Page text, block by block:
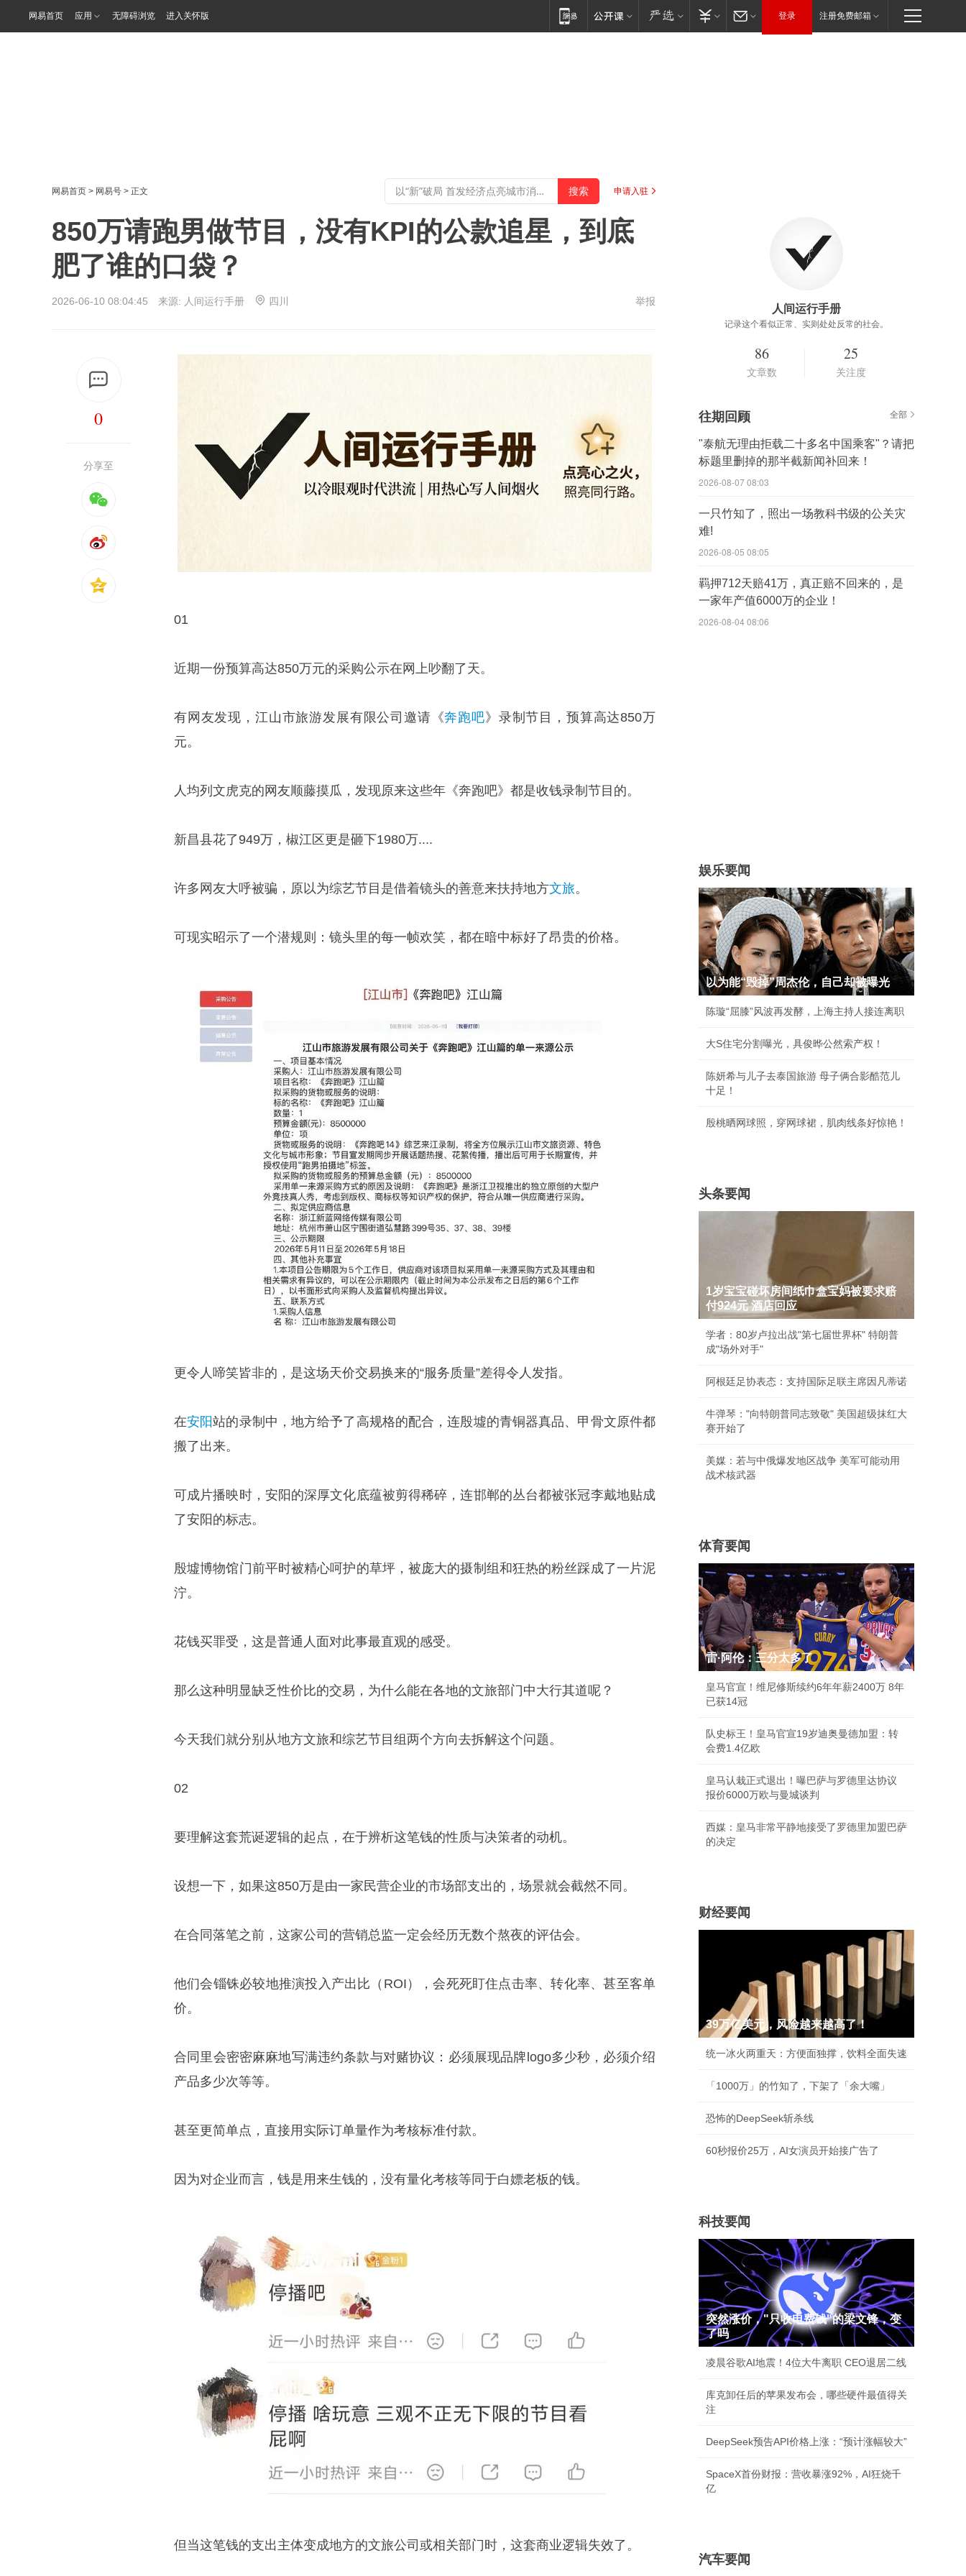
网易首页 应用 无障碍浏览 进入关怀版 登录 注册免费邮箱
网易首页 > 网易号 > 正文 申请入驻
850万请跑男做节目，没有KPI的公款追星，到底
肥了谁的口袋？
2026-06-10 08:04:45 来源: 人间运行手册 四川 举报
0
分享至
01
近期一份预算高达850万元的采购公示在网上吵翻了天。
有网友发现，江山市旅游发展有限公司邀请《奔跑吧》录制节目，预算高达850万
元。
人均列文虎克的网友顺藤摸瓜，发现原来这些年《奔跑吧》都是收钱录制节目的。
新昌县花了949万，椒江区更是砸下1980万....
许多网友大呼被骗，原以为综艺节目是借着镜头的善意来扶持地方文旅。
可现实昭示了一个潜规则：镜头里的每一帧欢笑，都在暗中标好了昂贵的价格。
更令人啼笑皆非的，是这场天价交易换来的“服务质量”差得令人发指。
在安阳站的录制中，地方给予了高规格的配合，连殷墟的青铜器真品、甲骨文原件都
搬了出来。
可成片播映时，安阳的深厚文化底蕴被剪得稀碎，连邯郸的丛台都被张冠李戴地贴成
了安阳的标志。
殷墟博物馆门前平时被精心呵护的草坪，被庞大的摄制组和狂热的粉丝踩成了一片泥
泞。
花钱买罪受，这是普通人面对此事最直观的感受。
那么这种明显缺乏性价比的交易，为什么能在各地的文旅部门中大行其道呢？
今天我们就分别从地方文旅和综艺节目组两个方向去拆解这个问题。
02
要理解这套荒诞逻辑的起点，在于辨析这笔钱的性质与决策者的动机。
设想一下，如果这850万是由一家民营企业的市场部支出的，场景就会截然不同。
在合同落笔之前，这家公司的营销总监一定会经历无数个熬夜的评估会。
他们会锱铢必较地推演投入产出比（ROI），会死死盯住点击率、转化率、甚至客单
价。
合同里会密密麻麻地写满违约条款与对赌协议：必须展现品牌logo多少秒，必须介绍
产品多少次等等。
甚至更简单点，直接用实际订单量作为考核标准付款。
因为对企业而言，钱是用来生钱的，没有量化考核等同于白嫖老板的钱。
但当这笔钱的支出主体变成地方的文旅公司或相关部门时，这套商业逻辑失效了。
人间运行手册
记录这个看似正常、实则处处反常的社会。
86
文章数
25
关注度
往期回顾 全部
"泰航无理由拒载二十多名中国乘客"？请把
标题里删掉的那半截新闻补回来！
2026-08-07 08:03
一只竹知了，照出一场教科书级的公关灾
难!
2026-08-05 08:05
羁押712天赔41万，真正赔不回来的，是
一家年产值6000万的企业！
2026-08-04 08:06
娱乐要闻
以为能“毁掉”周杰伦，自己却被曝光
陈璇“屈膝”风波再发酵，上海主持人接连离职
大S住宅分割曝光，具俊晔公然索产权！
陈妍希与儿子去泰国旅游 母子俩合影酷范儿
十足！
殷桃晒网球照，穿网球裙，肌肉线条好惊艳！
头条要闻
1岁宝宝碰坏房间纸巾盒宝妈被要求赔
付924元 酒店回应
学者：80岁卢拉出战"第七届世界杯" 特朗普
成"场外对手"
阿根廷足协表态：支持国际足联主席因凡蒂诺
牛弹琴："向特朗普同志致敬" 美国超级抹红大
赛开始了
美媒：若与中俄爆发地区战争 美军可能动用
战术核武器
体育要闻
雷·阿伦：三分太多了
皇马官宣！维尼修斯续约6年年薪2400万 8年
已获14冠
队史标王！皇马官宣19岁迪奥曼德加盟：转
会费1.4亿欧
皇马认栽正式退出！曝巴萨与罗德里达协议
报价6000万欧与曼城谈判
西媒：皇马非常平静地接受了罗德里加盟巴萨
的决定
财经要闻
39万亿美元，风险越来越高了！
统一冰火两重天：方便面独撑，饮料全面失速
「1000万」的竹知了，下架了「余大嘴」
恐怖的DeepSeek斩杀线
60秒报价25万，AI女演员开始接广告了
科技要闻
突然涨价，"只收电费钱"的梁文锋，变
了吗
凌晨谷歌AI地震！4位大牛离职 CEO退居二线
库克卸任后的苹果发布会，哪些硬件最值得关
注
DeepSeek预告API价格上涨：“预计涨幅较大”
SpaceX首份财报：营收暴涨92%，AI狂烧千
亿
汽车要闻